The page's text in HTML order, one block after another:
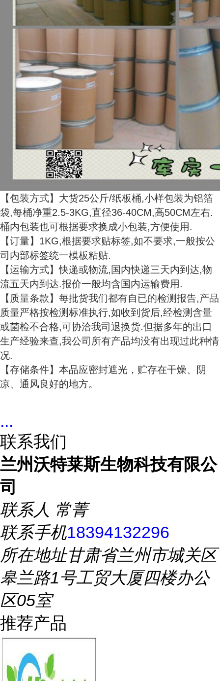
【包装方式】大货25公斤/纸板桶,小样包装为铝箔
袋,每桶净重2.5-3KG,直径36-40CM,高50CM左右.
桶内包装也可根据要求换成小包装,方便使用.
【订量】1KG,根据要求贴标签,如不要求,一般按公
司内部标签统一模板粘贴.
【运输方式】快递或物流,国内快递三天内到达,物
流五天内到达.报价一般均含国内运输费用.
【质量条款】每批货我们都有自已的检测报告,产品
质量严格按检测标准执行,如收到货后,经检测含量
或菌检不合格,可协洽我司退换货.但据多年的出口
生产经验来查,我公司所有产品均没有出现过此种情
况.
【存储条件】本品应密封遮光，贮存在干燥、阴
凉、通风良好的地方。
...
联系我们
兰州沃特莱斯生物科技有限公
司
联系人 常菁
联系手机18394132296
所在地址甘肃省兰州市城关区
皋兰路1号工贸大厦四楼办公
区05室
推荐产品